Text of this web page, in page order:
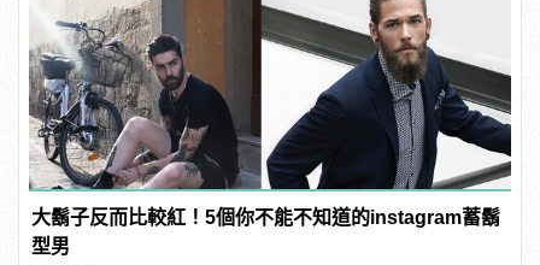
大鬍子反而比較紅！5個你不能不知道的instagram蓄鬍
型男